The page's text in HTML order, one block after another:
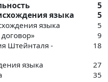
5
языка
5
языка
5
9
Штейнталя -
18
языка
27
35